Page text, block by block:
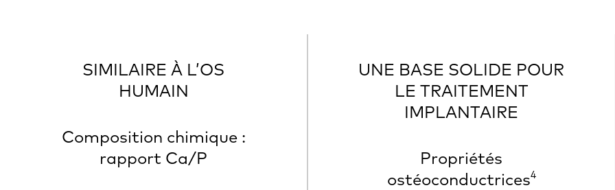
SIMILAIRE À L’OS
HUMAIN
Composition chimique :
rapport Ca/P
UNE BASE SOLIDE POUR
LE TRAITEMENT
IMPLANTAIRE
Propriétés
ostéoconductrices4